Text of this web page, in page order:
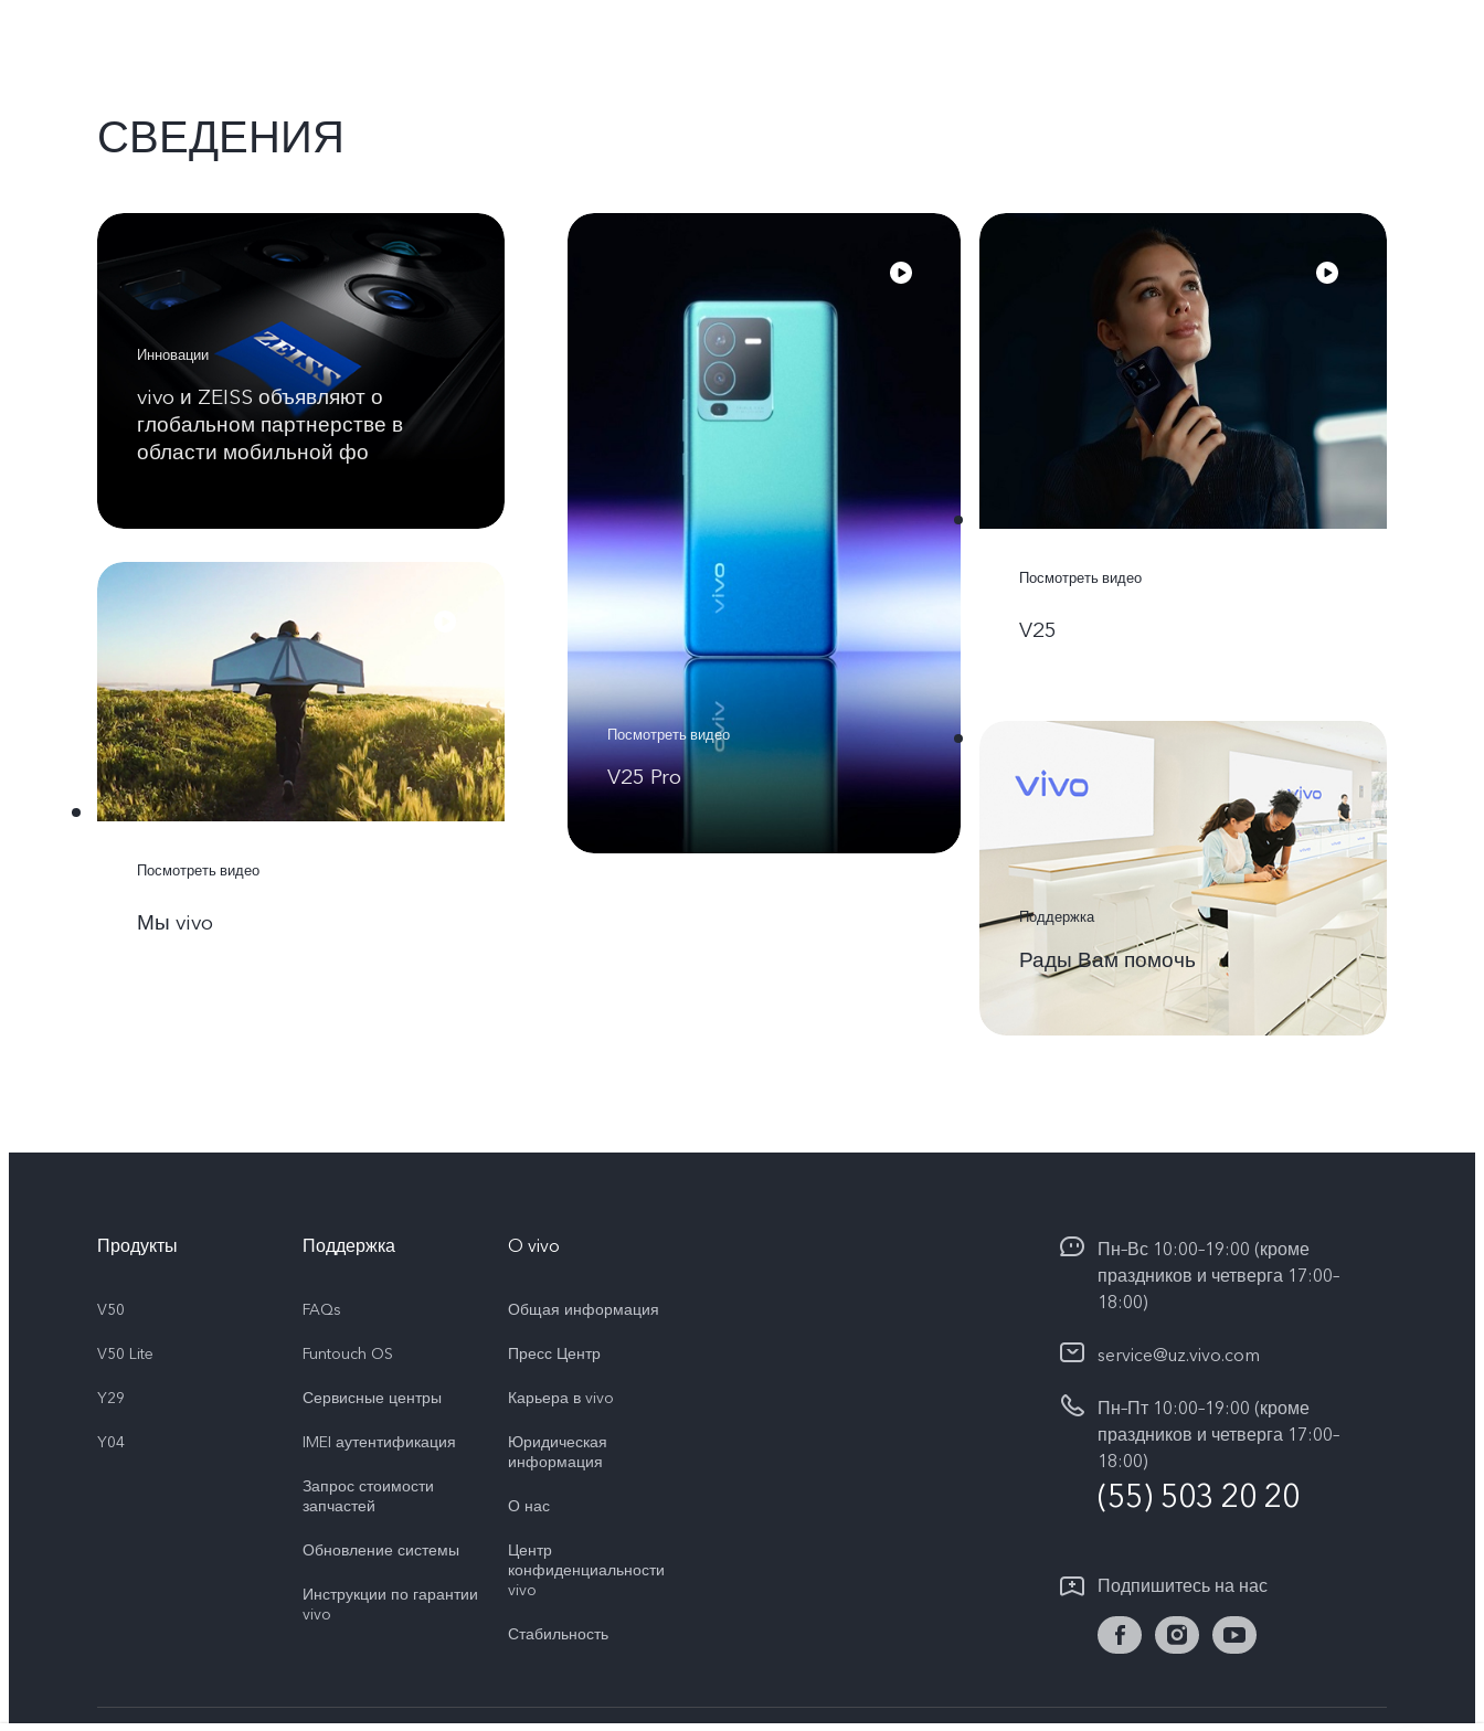
СВЕДЕНИЯ
Инновации
vivo и ZEISS объявляют о
глобальном партнерстве в
области мобильной фо
Посмотреть видео
V25 Pro
Посмотреть видео
V25
Посмотреть видео
Мы vivo Поддержка
Рады Вам помочь
Продукты
V50
V50 Lite
Y29
Y04
Поддержка
FAQs
Funtouch OS
Сервисные центры
IMEI аутентификация
Запрос стоимости
запчастей
Обновление системы
Инструкции по гарантии
vivo
O vivo
Общая информация
Пресс Центр
Карьера в vivo
Юридическая
информация
О нас
Центр
конфиденциальности
vivo
Стабильность
Пн–Вс 10:00–19:00 (кроме
праздников и четверга 17:00–
18:00)
service@uz.vivo.com
Пн–Пт 10:00–19:00 (кроме
праздников и четверга 17:00–
18:00)
(55) 503 20 20
Подпишитесь на нас